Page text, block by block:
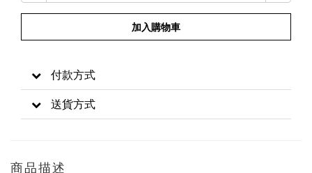
加入購物車
付款方式
送貨方式
商品描述